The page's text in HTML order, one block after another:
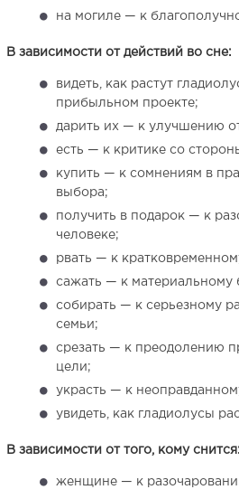
на могиле — к
В зависимости от действий во сне:
видеть, как растут
прибыльном проекте;
дарить их — к улучшению
есть — к критике со
купить — к сомнениям в
выбора;
получить в подарок — к
человеке;
рвать — к
сажать — к материальному
собирать — к серьезному
семьи;
срезать — к преодолению
цели;
украсть — к
увидеть, как гладиолусы
В зависимости от того, кому снится:
женщине — к